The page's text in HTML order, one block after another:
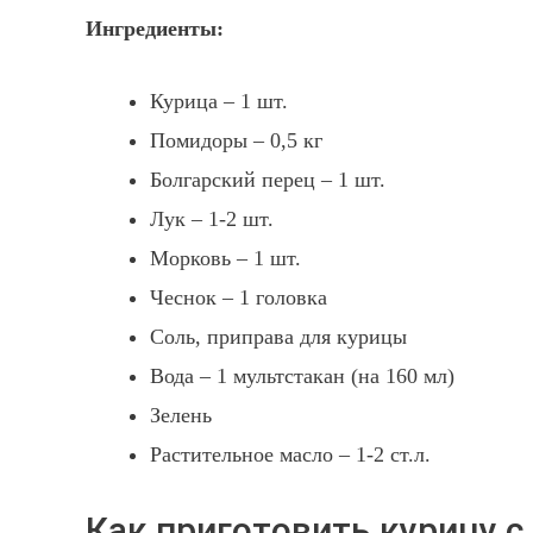
Ингредиенты:
Курица – 1 шт.
Помидоры – 0,5 кг
Болгарский перец – 1 шт.
Лук – 1-2 шт.
Морковь – 1 шт.
Чеснок – 1 головка
Соль, приправа для курицы
Вода – 1 мультстакан (на 160 мл)
Зелень
Растительное масло – 1-2 ст.л.